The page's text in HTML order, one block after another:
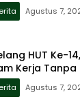
Agustus 7,
HUT Ke-
Kerja
Agustus 7,